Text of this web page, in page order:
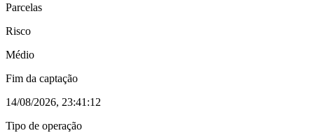
Parcelas
Risco
Médio
Fim da captação
14/08/2026, 23:41:12
Tipo de operação